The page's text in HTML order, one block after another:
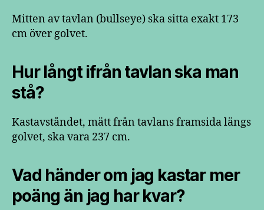
Mitten av tavlan (bullseye) ska sitta exakt 173
cm över golvet.
Hur långt ifrån tavlan ska man
stå?
Kastavståndet, mätt från tavlans framsida längs
golvet, ska vara 237 cm.
Vad händer om jag kastar mer
poäng än jag har kvar?